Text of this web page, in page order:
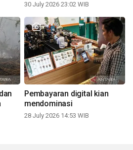
30 July 2026 23:02 WIB
Pembayaran digital kian
mendominasi
28 July 2026 14:53 WIB